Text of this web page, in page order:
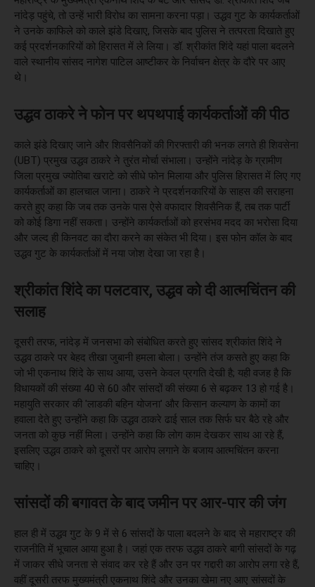
नांदेड़ पहुंचे, तो उन्हें भारी विरोध का सामना करना पड़ा। उद्धव गुट के कार्यकर्ताओं
ने उनके काफिले को काले झंडे दिखाए, जिसके बाद पुलिस ने तत्परता दिखाते हुए
कई प्रदर्शनकारियों को हिरासत में ले लिया। डॉ. श्रीकांत शिंदे यहां पाला बदलने
वाले स्थानीय सांसद नागेश पाटिल आष्टीकर के निर्वाचन क्षेत्र के दौरे पर आए
थे।
उद्धव ठाकरे ने फोन पर थपथपाई कार्यकर्ताओं की पीठ
काले झंडे दिखाए जाने और शिवसैनिकों की गिरफ्तारी की भनक लगते ही शिवसेना
(UBT) प्रमुख उद्धव ठाकरे ने तुरंत मोर्चा संभाला। उन्होंने नांदेड़ के ग्रामीण
जिला प्रमुख ज्योतिबा खराटे को सीधे फोन मिलाया और पुलिस हिरासत में लिए गए
कार्यकर्ताओं का हालचाल जाना। ठाकरे ने प्रदर्शनकारियों के साहस की सराहना
करते हुए कहा कि जब तक उनके पास ऐसे वफादार शिवसैनिक हैं, तब तक पार्टी
को कोई डिगा नहीं सकता। उन्होंने कार्यकर्ताओं को हरसंभव मदद का भरोसा दिया
और जल्द ही किनवट का दौरा करने का संकेत भी दिया। इस फोन कॉल के बाद
उद्धव गुट के कार्यकर्ताओं में नया जोश देखा जा रहा है।
श्रीकांत शिंदे का पलटवार, उद्धव को दी आत्मचिंतन की
सलाह
दूसरी तरफ, नांदेड़ में जनसभा को संबोधित करते हुए सांसद श्रीकांत शिंदे ने
उद्धव ठाकरे पर बेहद तीखा जुबानी हमला बोला। उन्होंने तंज कसते हुए कहा कि
जो भी एकनाथ शिंदे के साथ आया, उसने केवल प्रगति देखी है; यही वजह है कि
विधायकों की संख्या 40 से 60 और सांसदों की संख्या 6 से बढ़कर 13 हो गई है।
महायुति सरकार की 'लाडकी बहिन योजना' और किसान कल्याण के कामों का
हवाला देते हुए उन्होंने कहा कि उद्धव ठाकरे ढाई साल तक सिर्फ घर बैठे रहे और
जनता को कुछ नहीं मिला। उन्होंने कहा कि लोग काम देखकर साथ आ रहे हैं,
इसलिए उद्धव ठाकरे को दूसरों पर आरोप लगाने के बजाय आत्मचिंतन करना
चाहिए।
सांसदों की बगावत के बाद जमीन पर आर-पार की जंग
हाल ही में उद्धव गुट के 9 में से 6 सांसदों के पाला बदलने के बाद से महाराष्ट्र की
राजनीति में भूचाल आया हुआ है। जहां एक तरफ उद्धव ठाकरे बागी सांसदों के गढ़
में जाकर सीधे जनता से संवाद कर रहे हैं और उन पर गद्दारी का आरोप लगा रहे हैं,
वहीं दूसरी तरफ मुख्यमंत्री एकनाथ शिंदे और उनका खेमा नए आए सांसदों के